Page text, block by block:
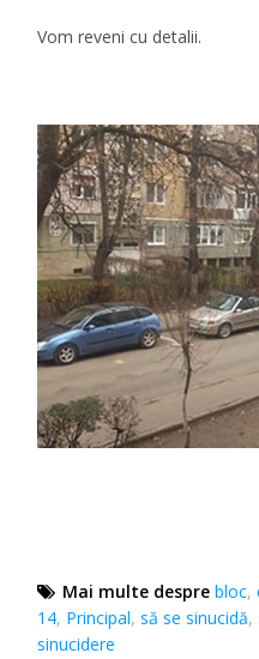
Vom reveni cu detalii.
Mai multe despre bloc,
14, Principal,să se sinucidă,
sinucidere